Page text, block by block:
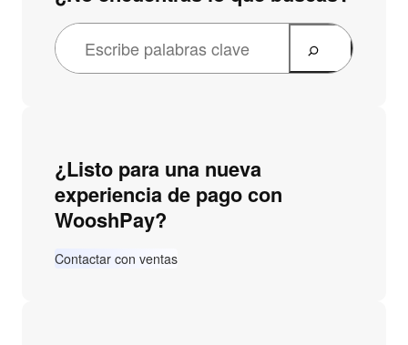
¿Listo para una nueva
experiencia de pago con
WooshPay?
Contactar con ventas